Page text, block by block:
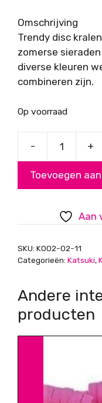
Omschrijving
Trendy disc
zomerse
diverse kleuren
combineren zijn.
Op voorraad
- +
Toevoegen
Aan
SKU: K002-02-11
Categorieën: Katsuki,
Andere
producten